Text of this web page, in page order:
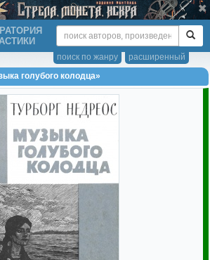
расширенный
поиск по жанру
голубого колодца»